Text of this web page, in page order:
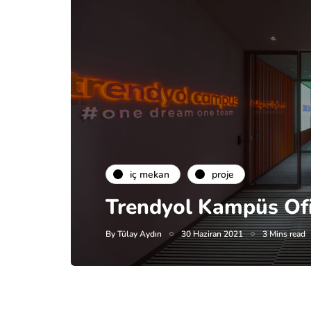
i̇ç mekan proje
Trendyol Kampüs
ByTülay Aydın 30 Haziran 2021 3 Mins read